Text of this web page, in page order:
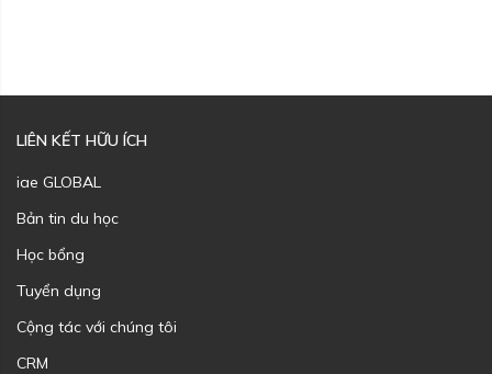
LIÊN KẾT HỮU ÍCH
iae GLOBAL
Bản tin du học
Học bổng
Tuyển dụng
Cộng tác với chúng tôi
CRM